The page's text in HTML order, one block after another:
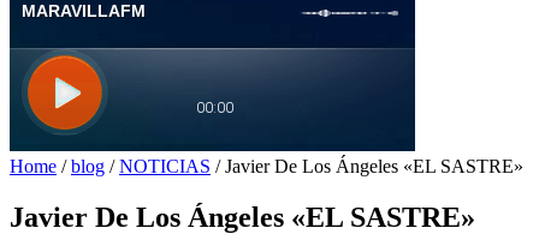
Home / blog / NOTICIAS / Javier De Los Ángeles «EL SASTRE»
Javier De Los Ángeles «EL SASTRE»